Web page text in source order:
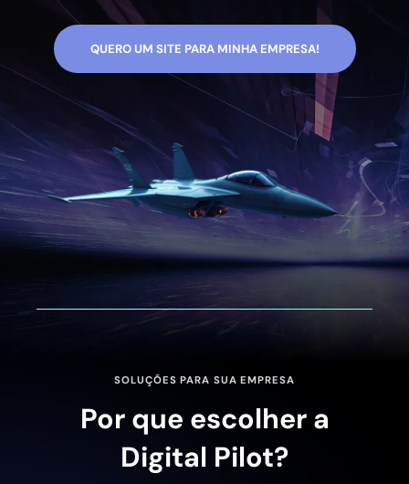
QUERO UM SITE PARA MINHA EMPRESA!
SOLUÇÕES PARA SUA EMPRESA
Por que escolher a
Digital Pilot?